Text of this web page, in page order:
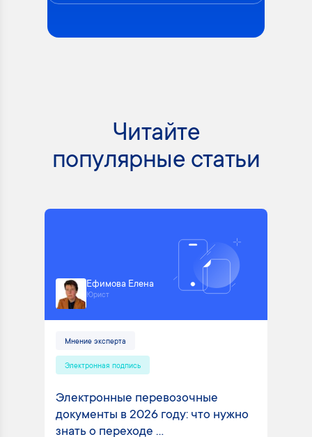
Читайте
популярные статьи
Ефимова Елена
Юрист
Мнение эксперта
Электронная подпись
Электронные перевозочные
документы в 2026 году: что нужно
знать о переходе ...